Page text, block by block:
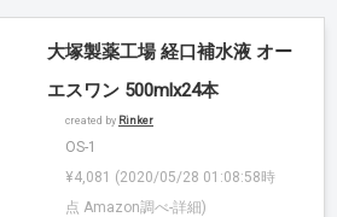
大塚製薬工場 経口補水液 オー
エスワン 500mlx24本
created by Rinker
OS-1
¥4,081 (2020/05/28 01:08:58時
点 Amazon調べ-詳細)